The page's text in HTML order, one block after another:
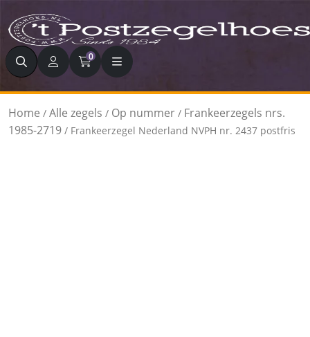
Zoeken 0
Home / Alle zegels / Op nummer / Frankeerzegels nrs.
1985-2719 / Frankeerzegel Nederland NVPH nr. 2437 postfris